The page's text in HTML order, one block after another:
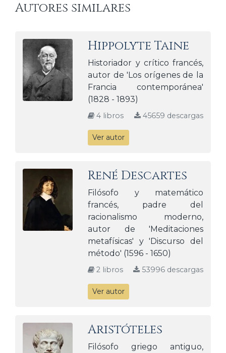
Autores similares
Hippolyte Taine
Historiador y crítico francés,
autor de 'Los orígenes de la
Francia contemporánea'
(1828 - 1893)
4 libros 45659 descargas
Ver autor
René Descartes
Filósofo y matemático
francés, padre del
racionalismo moderno,
autor de 'Meditaciones
metafísicas' y 'Discurso del
método' (1596 - 1650)
2 libros 53996 descargas
Ver autor
Aristóteles
Filósofo griego antiguo,